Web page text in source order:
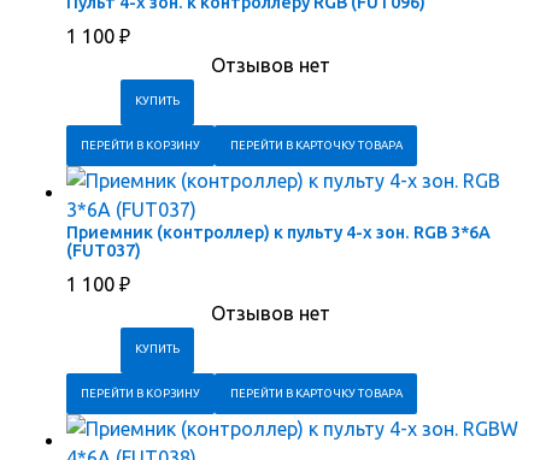
1 100 ₽
Отзывов нет
ПЕРЕЙТИ В КОРЗИНУ ПЕРЕЙТИ В КАРТОЧКУ ТОВАРА
Приемник (контроллер) к пульту 4-х зон. RGB 3*6А
(FUT037)
1 100 ₽
Отзывов нет
ПЕРЕЙТИ В КОРЗИНУ ПЕРЕЙТИ В КАРТОЧКУ ТОВАРА